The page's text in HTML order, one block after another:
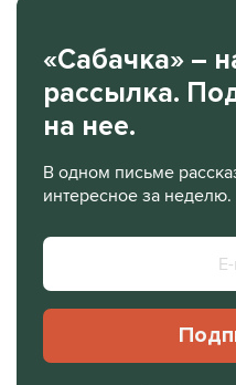
«Сабачка» –
рассылка.
на нее.
В одном письме
интересное за неделю.